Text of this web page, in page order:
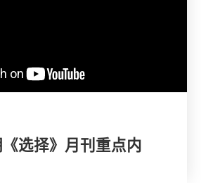
《选择》月刊重点内